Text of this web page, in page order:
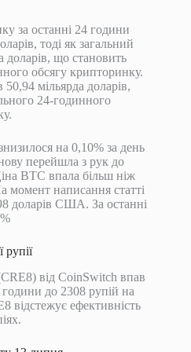
за останні 24 години
тоді як загальний
доларів, що становить
обсягу крипторинку.
50,94 мільярда доларів,
24-годинного
на 0,10% за день
перейшла з рук до
BTC впала більш ніж
момент написання статті
доларів США. За останні
від CoinSwitch впав
до 2308 рупій на
відстежує ефективність